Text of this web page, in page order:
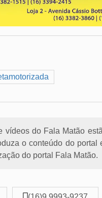
do Fala Matão
o conteúdo do portal
do portal Fala Matão.